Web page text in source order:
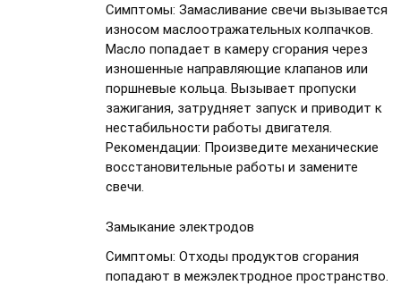
Симптомы: Замасливание свечи вызывается
износом маслоотражательных колпачков.
Масло попадает в камеру сгорания через
изношенные направляющие клапанов или
поршневые кольца. Вызывает пропуски
зажигания, затрудняет запуск и приводит к
нестабильности работы двигателя.
Рекомендации: Произведите механические
восстановительные работы и замените
свечи.
Замыкание электродов
Симптомы: Отходы продуктов сгорания
попадают в межэлектродное пространство.